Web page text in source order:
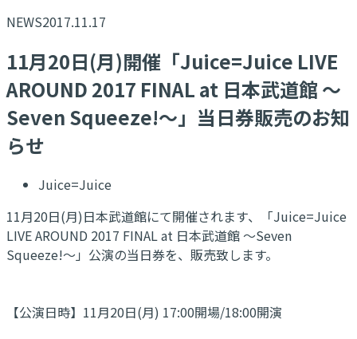
NEWS2017.11.17
11月20日(月)開催「Juice=Juice LIVE
AROUND 2017 FINAL at 日本武道館 ～
Seven Squeeze!～」当日券販売のお知
らせ
Juice=Juice
11月20日(月)日本武道館にて開催されます、「Juice=Juice
LIVE AROUND 2017 FINAL at 日本武道館 ～Seven
Squeeze!～」公演の当日券を、販売致します。
【公演日時】11月20日(月) 17:00開場/18:00開演